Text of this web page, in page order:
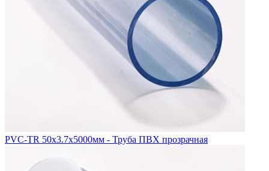
PVC-TR 50x3.7x5000мм - Труба ПВХ прозрачная